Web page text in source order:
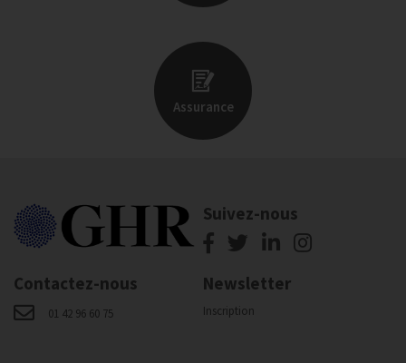
Assurance
Suivez-nous
Contactez-nous
01 42 96 60 75
Newsletter
Inscription